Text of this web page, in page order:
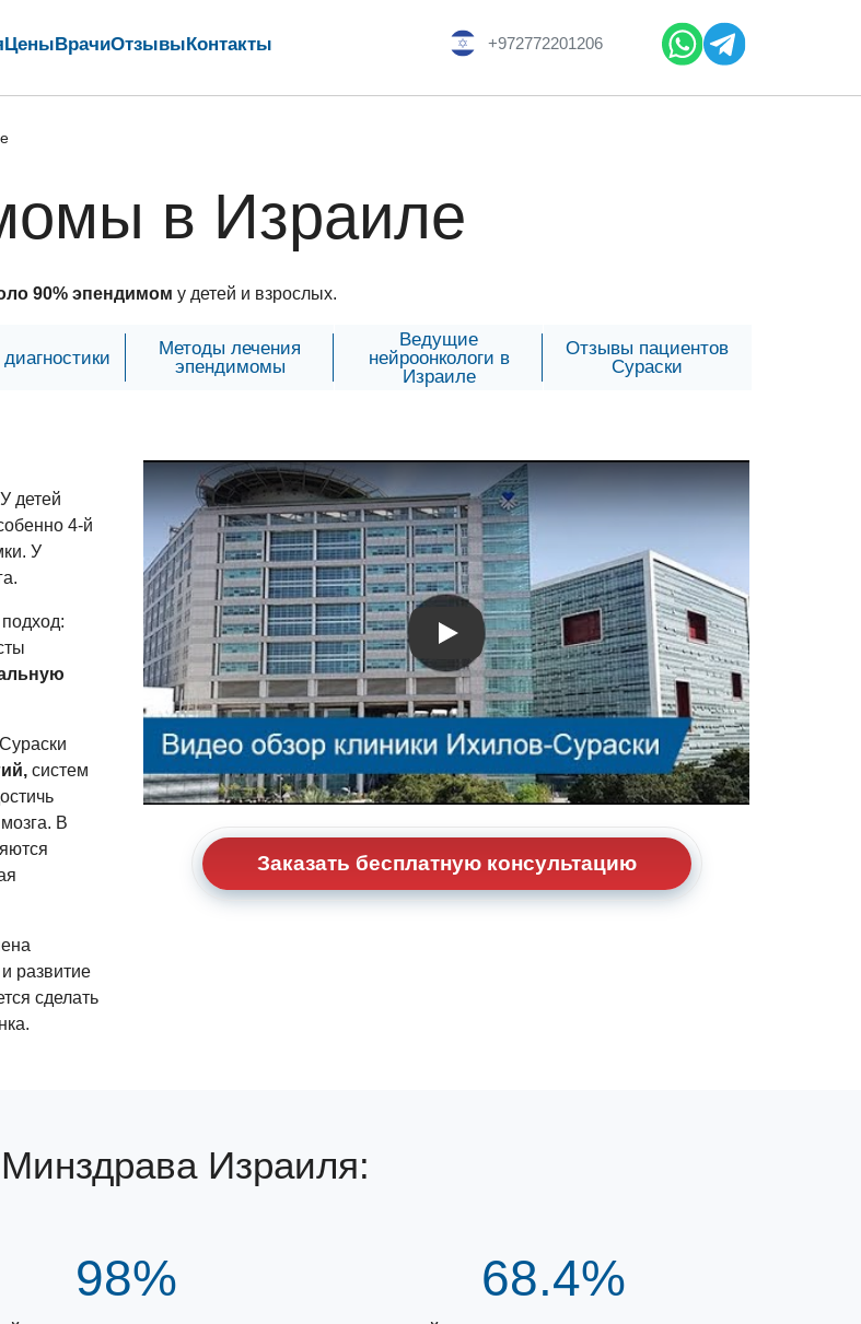
ЦеныВрачиОтзывыКонтакты +972772201206
в Израиле
90% эпендимом у детей и взрослых.
Методы лечения
эпендимомы
Ведущие
нейроонкологи в
Израиле
Отзывы пациентов
Сураски
детей
4-й
У
систем
В
развитие
сделать
Видео о лечении
Заказать бесплатную консультацию
Израиля:
98% 68.4%